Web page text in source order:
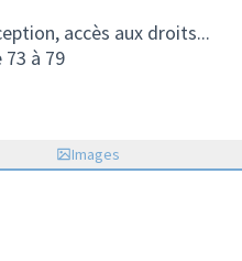
accès aux droits...
à 79
Images